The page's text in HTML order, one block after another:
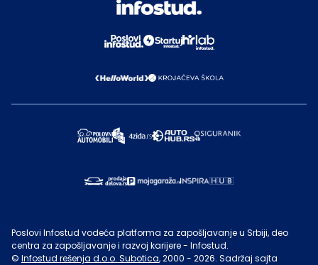
Poslovi Infostud vodeća platforma za zapošljavanje u Srbiji, deo
centra za zapošljavanje i razvoj karijere - Infostud.
© Infostud rešenja d.o.o. Subotica, 2000 - 2026. Sadržaj sajta